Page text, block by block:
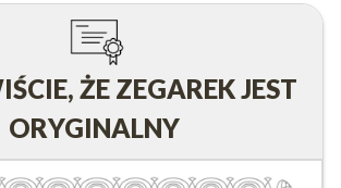
ŻE ZEGAREK JEST
ORYGINALNY